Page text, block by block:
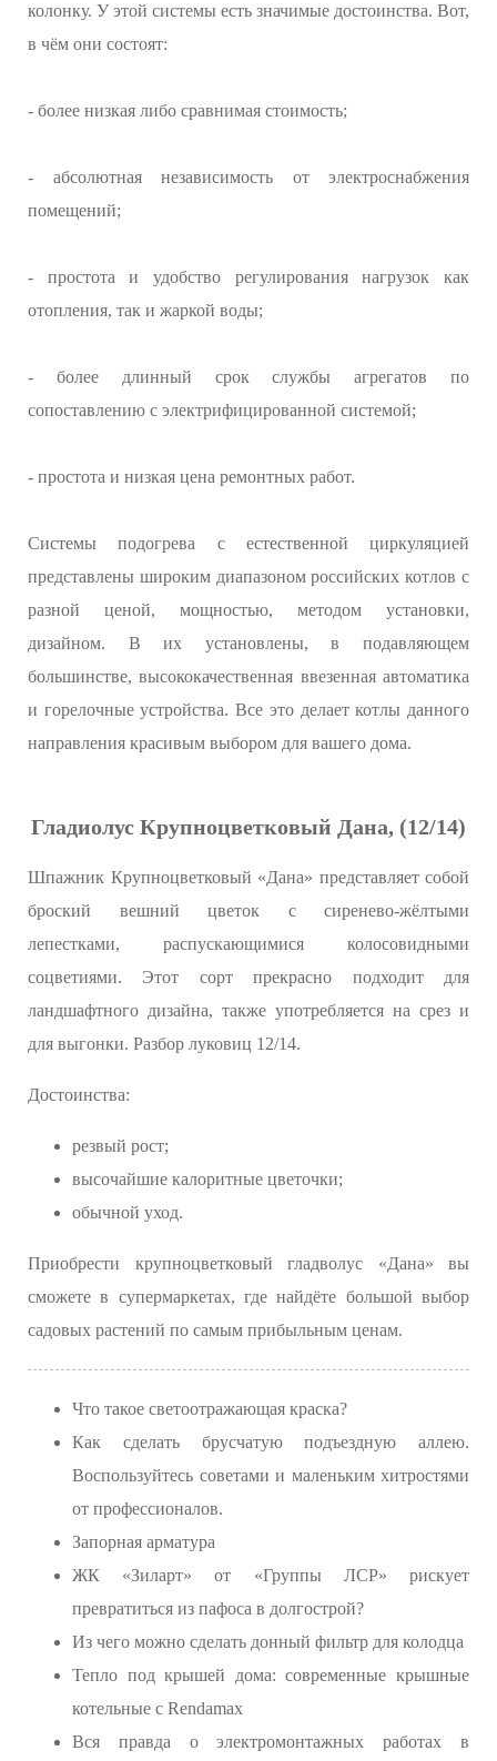
колонку. У этой системы есть значимые достоинства. Вот,
в чём они состоят:
- более низкая либо сравнимая стоимость;
- абсолютная независимость от электроснабжения
помещений;
- простота и удобство регулирования нагрузок как
отопления, так и жаркой воды;
- более длинный срок службы агрегатов по
сопоставлению с электрифицированной системой;
- простота и низкая цена ремонтных работ.
Системы подогрева с естественной циркуляцией
представлены широким диапазоном российских котлов с
разной ценой, мощностью, методом установки,
дизайном. В их установлены, в подавляющем
большинстве, высококачественная ввезенная автоматика
и горелочные устройства. Все это делает котлы данного
направления красивым выбором для вашего дома.
Гладиолус Крупноцветковый Дана, (12/14)
Шпажник Крупноцветковый «Дана» представляет собой
броский вешний цветок с сиренево-жёлтыми
лепестками, распускающимися колосовидными
соцветиями. Этот сорт прекрасно подходит для
ландшафтного дизайна, также употребляется на срез и
для выгонки. Разбор луковиц 12/14.
Достоинства:
резвый рост;
высочайшие калоритные цветочки;
обычной уход.
Приобрести крупноцветковый гладволус «Дана» вы
сможете в супермаркетах, где найдёте большой выбор
садовых растений по самым прибыльным ценам.
Что такое светоотражающая краска?
Как сделать брусчатую подъездную аллею.
Воспользуйтесь советами и маленьким хитростями
от профессионалов.
Запорная арматура
ЖК «Зиларт» от «Группы ЛСР» рискует
превратиться из пафоса в долгострой?
Из чего можно сделать донный фильтр для колодца
Тепло под крышей дома: современные крышные
котельные с Rendamax
Вся правда о электромонтажных работах в